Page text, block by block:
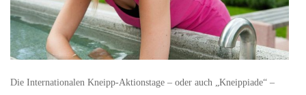
Die Internationalen Kneipp-Aktionstage – oder auch „Kneippiade“ –